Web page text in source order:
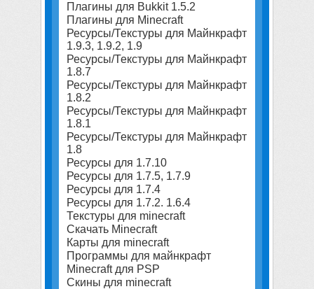
Плагины для Bukkit 1.5.2
Плагины для Minecraft
Ресурсы/Текстуры для Майнкрафт
1.9.3, 1.9.2, 1.9
Ресурсы/Текстуры для Майнкрафт
1.8.7
Ресурсы/Текстуры для Майнкрафт
1.8.2
Ресурсы/Текстуры для Майнкрафт
1.8.1
Ресурсы/Текстуры для Майнкрафт
1.8
Ресурсы для 1.7.10
Ресурсы для 1.7.5, 1.7.9
Ресурсы для 1.7.4
Ресурсы для 1.7.2. 1.6.4
Текстуры для minecraft
Скачать Minecraft
Карты для minecraft
Программы для майнкрафт
Minecraft для PSP
Скины для minecraft